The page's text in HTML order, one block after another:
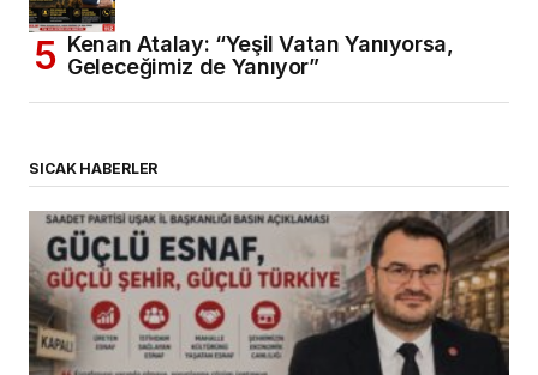
Kenan Atalay: “Yeşil Vatan Yanıyorsa,
Geleceğimiz de Yanıyor”
SICAK HABERLER